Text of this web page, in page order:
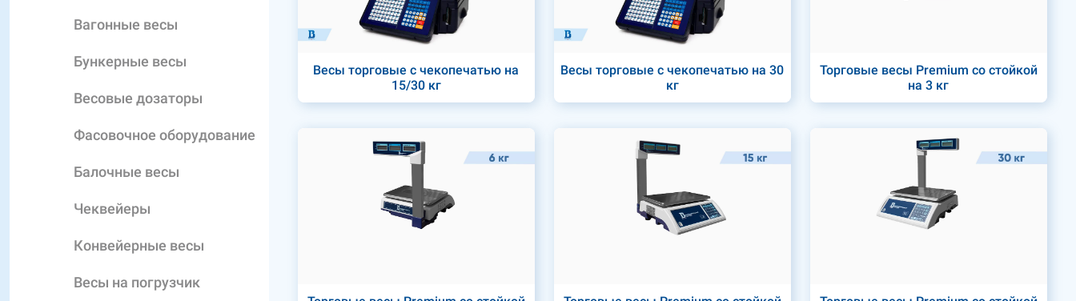
Вагонные весы
Бункерные весы
Весовые дозаторы
Фасовочное оборудование
Балочные весы
Чеквейеры
Конвейерные весы
Весы на погрузчик
Весы торговые с чекопечатью на
15/30 кг
Весы торговые с чекопечатью на 30
кг
Торговые весы Premium со стойкой
на 3 кг